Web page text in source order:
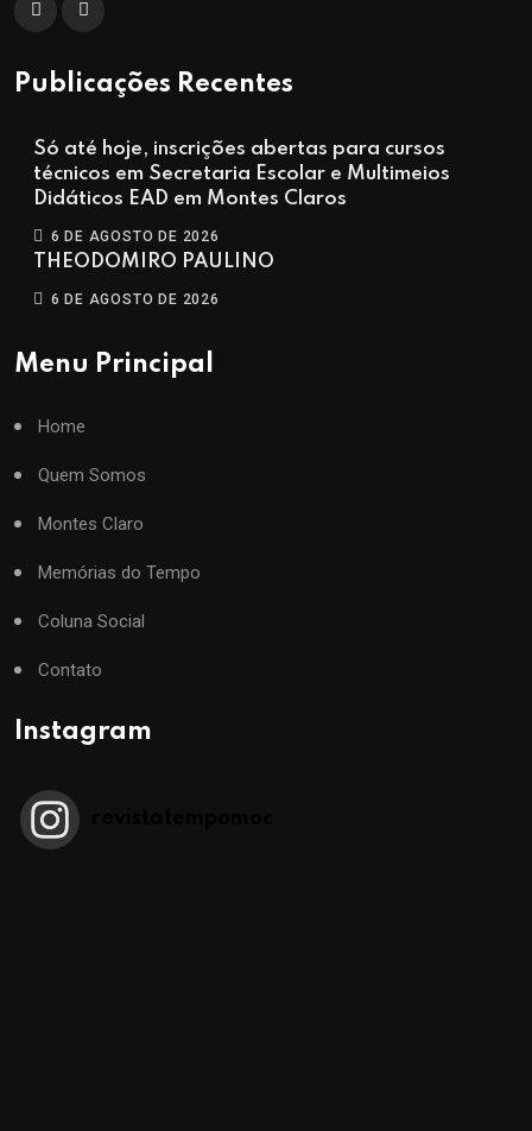
Publicações Recentes
Só até hoje, inscrições abertas para cursos
técnicos em Secretaria Escolar e Multimeios
Didáticos EAD em Montes Claros
6 DE AGOSTO DE 2026
THEODOMIRO PAULINO
6 DE AGOSTO DE 2026
Menu Principal
Home
Quem Somos
Montes Claro
Memórias do Tempo
Coluna Social
Contato
Instagram